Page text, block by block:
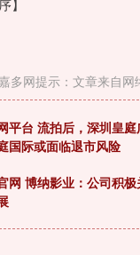
】
多网提示：文章来自网
平台 流拍后，深圳皇
国际或面临退市风险
网 博纳影业：公司积